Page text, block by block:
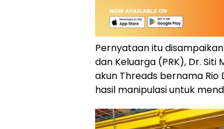
Pernyataan itu
dan Keluarga (PRK), Dr.
akun Threads bernama
hasil manipulasi untuk